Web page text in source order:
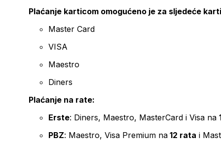
Plaćanje karticom omogućeno je za sljedeće
Master Card
VISA
Maestro
Diners
Plaćanje na rate:
Erste: Diners, Maestro, MasterCard i Visa na
PBZ: Maestro, Visa Premium na 12 rata i